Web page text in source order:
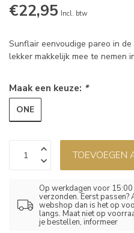
€22,95 Incl. btw
Sunflair eenvoudige pareo in de
lekker makkelijk mee te nemen
Maak een keuze: *
ONE
TOEVOEGEN
Op werkdagen voor
verzonden. Eerst
webshop dan is het op
langs. Maat niet op
je bestellen, informeer